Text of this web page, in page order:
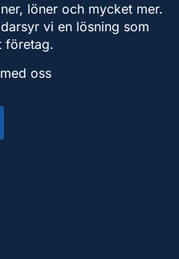
löner och mycket mer.
vi en lösning som
företag.
oss